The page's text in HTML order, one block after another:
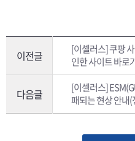
이전글
[이셀러스] 쿠팡
인한 사이트 바로
다음글
[이셀러스]
패되는 현상 안내